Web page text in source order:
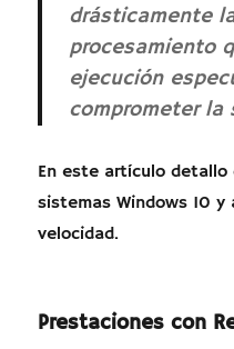
drásticamente
procesamiento
ejecución
comprometer la
En este artículo detallo
sistemas Windows 10
velocidad.
Prestaciones con